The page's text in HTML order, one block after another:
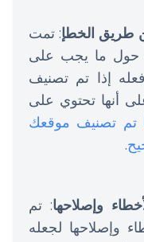
طريق الخطإ: تمت
حول ما يجب على
إذا تم تصنيف
أنها تحتوي على
تم تصنيف موقعك
.
وإصلاحها: تم
وإصلاحها لجعله